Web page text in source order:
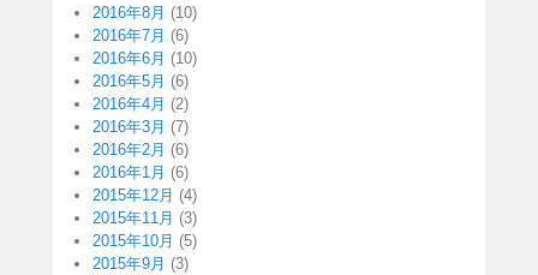
2016年8月 (10)
2016年7月 (6)
2016年6月 (10)
2016年5月 (6)
2016年4月 (2)
2016年3月 (7)
2016年2月 (6)
2016年1月 (6)
2015年12月 (4)
2015年11月 (3)
2015年10月 (5)
2015年9月 (3)